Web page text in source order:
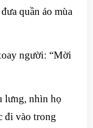
quần áo mùa
người: “Mời
lưng, nhìn họ
đi vào trong